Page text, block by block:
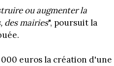
ou augmenter la
des mairies", poursuit la
euros la création d'une